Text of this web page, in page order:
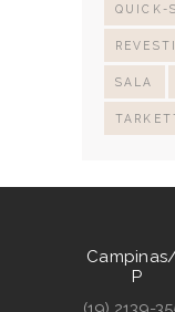
QUICK-
SALA
P